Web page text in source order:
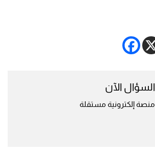
السؤال الآن
منصة إلكترونية مستقلة